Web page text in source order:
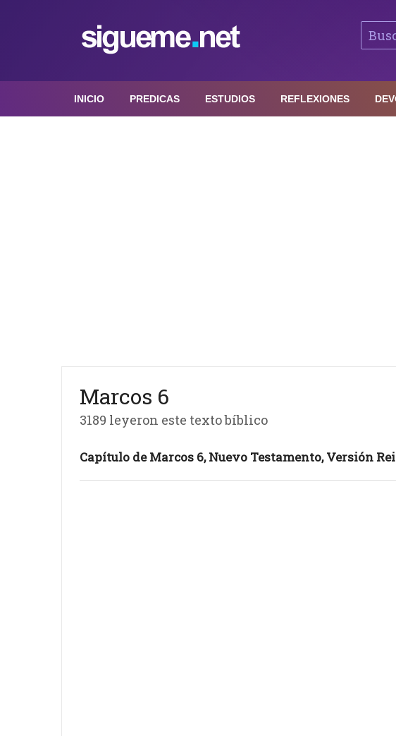
INICIO PREDICAS ESTUDIOS REFLEXIONES
Marcos 6
3189 leyeron este texto bíblico
Capítulo de Marcos 6, Nuevo Testamento, Versión